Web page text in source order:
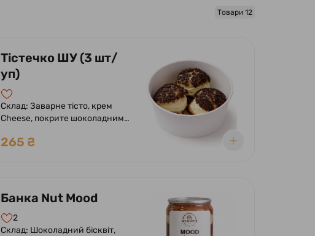
Товари 12
Тістечко ШУ (3 шт/
уп)
Склад: Заварне тісто, крем
Cheese, покрите шоколадним
265 ₴
Банка Nut Mood
2
Склад: Шоколадний бісквіт,